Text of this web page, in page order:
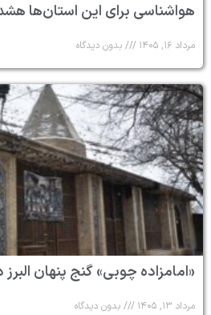
هواشناسی برای این استان‌ها
مرداد ۱۶, ۱۴۰۵ بدون دیدگاه
«امامزاده چوبی» گنج پنهان
مرداد ۱۳, ۱۴۰۵ بدون دیدگاه